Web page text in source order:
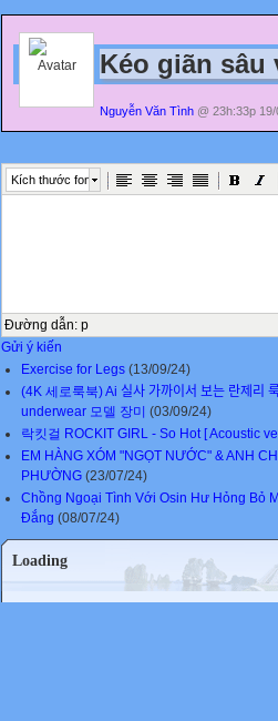
Kéo giãn sâu
Nguyễn Văn Tình @ 23h:33p
Kích thước font
Đường dẫn: p
Gửi ý kiến
Exercise for Legs (13/09/24)
(4K 세로룩북) Ai 실사 가까이서 보는 란제리
underwear 모델 장미 (03/09/24)
락킷걸 ROCKIT GIRL - So Hot [ Acoustic
EM HÀNG XÓM "NGỌT NƯỚC" & ANH
PHƯỜNG (23/07/24)
Chồng Ngoại Tình Với Osin Hư Hỏng Bỏ
Đắng (08/07/24)
Loading